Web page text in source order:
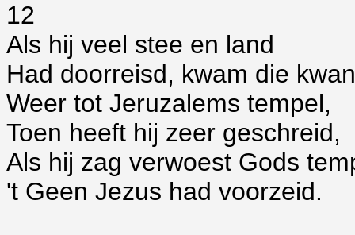
12
Als hij veel stee en land
Had doorreisd, kwam die
Weer tot Jeruzalems tempel,
Toen heeft hij zeer geschreid,
Als hij zag verwoest Gods
't Geen Jezus had voorzeid.